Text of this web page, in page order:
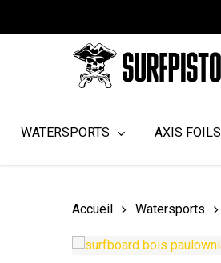
WATERSPORTS AXIS FOILS
Accueil Watersports